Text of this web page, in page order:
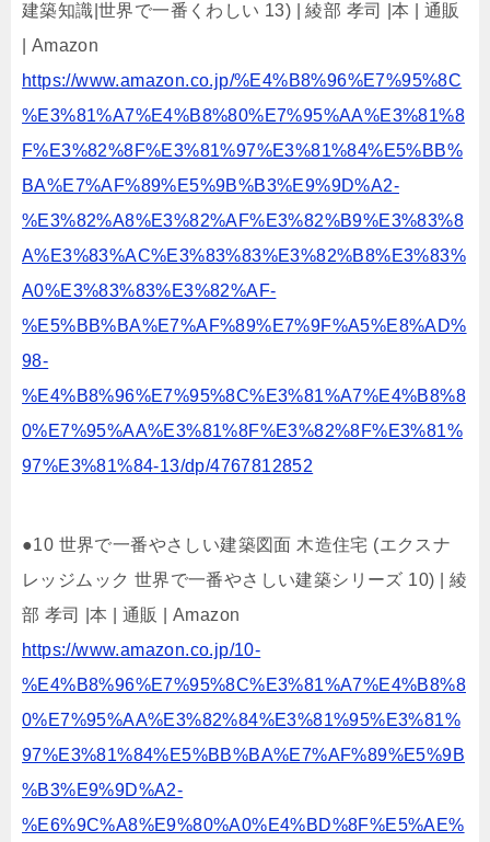
建築知識|世界で一番くわしい 13) | 綾部 孝司 |本 | 通販
| Amazon
https://www.amazon.co.jp/%E4%B8%96%E7%95%8C
%E3%81%A7%E4%B8%80%E7%95%AA%E3%81%8
F%E3%82%8F%E3%81%97%E3%81%84%E5%BB%
BA%E7%AF%89%E5%9B%B3%E9%9D%A2-
%E3%82%A8%E3%82%AF%E3%82%B9%E3%83%8
A%E3%83%AC%E3%83%83%E3%82%B8%E3%83%
A0%E3%83%83%E3%82%AF-
%E5%BB%BA%E7%AF%89%E7%9F%A5%E8%AD%
98-
%E4%B8%96%E7%95%8C%E3%81%A7%E4%B8%8
0%E7%95%AA%E3%81%8F%E3%82%8F%E3%81%
97%E3%81%84-13/dp/4767812852
●10 世界で一番やさしい建築図面 木造住宅 (エクスナ
レッジムック 世界で一番やさしい建築シリーズ 10) | 綾
部 孝司 |本 | 通販 | Amazon
https://www.amazon.co.jp/10-
%E4%B8%96%E7%95%8C%E3%81%A7%E4%B8%8
0%E7%95%AA%E3%82%84%E3%81%95%E3%81%
97%E3%81%84%E5%BB%BA%E7%AF%89%E5%9B
%B3%E9%9D%A2-
%E6%9C%A8%E9%80%A0%E4%BD%8F%E5%AE%